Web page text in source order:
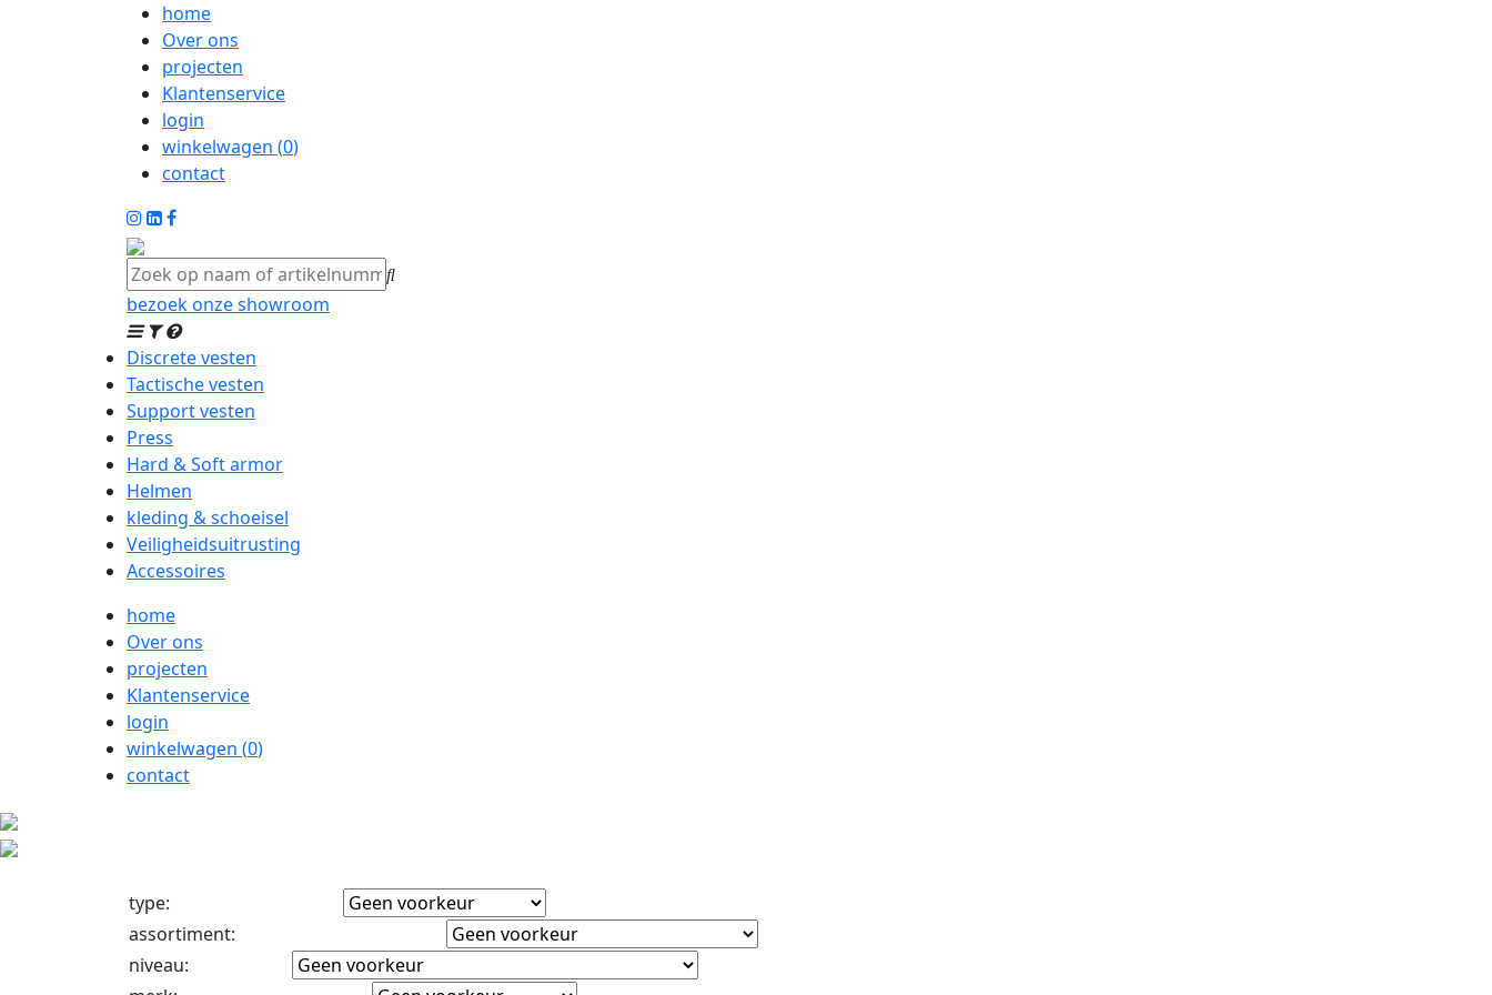
home
Over ons
projecten
Klantenservice
login
winkelwagen (0)
contact
bezoek onze showroom
Discrete vesten
Tactische vesten
Support vesten
Press
Hard & Soft armor
Helmen
kleding & schoeisel
Veiligheidsuitrusting
Accessoires
home
Over ons
projecten
Klantenservice
login
winkelwagen (0)
contact
type:
assortiment:
niveau: